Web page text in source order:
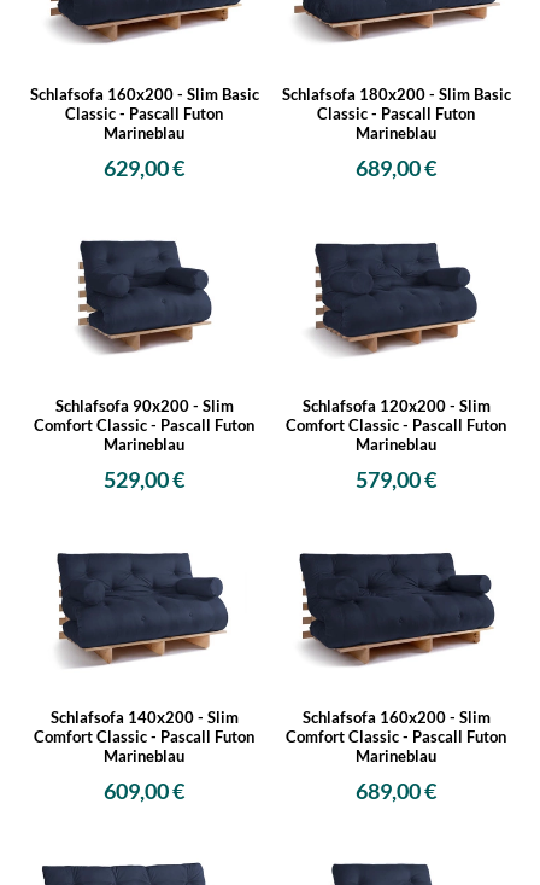
Schlafsofa 160x200 - Slim Basic
Classic - Pascall Futon
Marineblau
629,00 €
Schlafsofa 180x200 - Slim Basic
Classic - Pascall Futon
Marineblau
689,00 €
Schlafsofa 90x200 - Slim
Comfort Classic - Pascall Futon
Marineblau
529,00 €
Schlafsofa 120x200 - Slim
Comfort Classic - Pascall Futon
Marineblau
579,00 €
Schlafsofa 140x200 - Slim
Comfort Classic - Pascall Futon
Marineblau
609,00 €
Schlafsofa 160x200 - Slim
Comfort Classic - Pascall Futon
Marineblau
689,00 €